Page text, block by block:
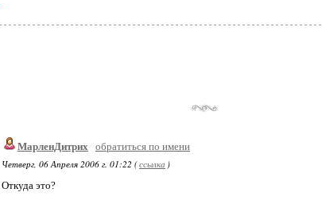
МарленДитрих обратиться по имени
Четверг, 06 Апреля 2006 г. 01:22 (ссылка )
Откуда это?